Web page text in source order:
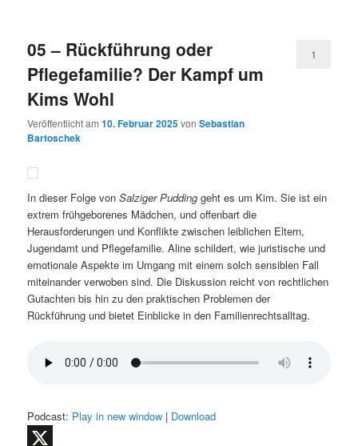
05 – Rückführung oder
Pflegefamilie? Der Kampf um
Kims Wohl
Veröffentlicht am10. Februar 2025vonSebastian
Bartoschek
1
In dieser Folge vonSalziger Pudding geht es um Kim. Sie ist ein
extrem frühgeborenes Mädchen, und offenbart die
Herausforderungen und Konflikte zwischen leiblichen Eltern,
Jugendamt und Pflegefamilie. Aline schildert, wie juristische und
emotionale Aspekte im Umgang mit einem solch sensiblen Fall
miteinander verwoben sind. Die Diskussion reicht von rechtlichen
Gutachten bis hin zu den praktischen Problemen der
Rückführung und bietet Einblicke in den Familienrechtsalltag.
Podcast: Play in new window | Download